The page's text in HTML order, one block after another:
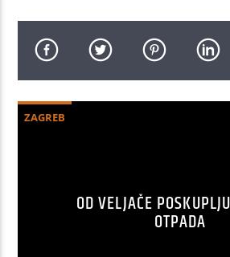
ZAGREB
OD VELJAČE
OTPADA